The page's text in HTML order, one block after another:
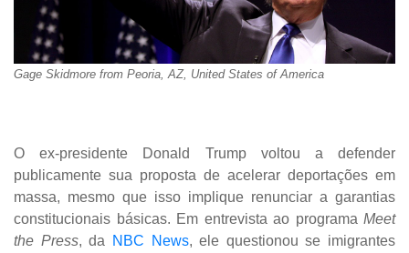
Gage Skidmore from Peoria, AZ, United States of America
O ex-presidente Donald Trump voltou a defender
publicamente sua proposta de acelerar deportações em
massa, mesmo que isso implique renunciar a garantias
constitucionais básicas. Em entrevista ao programa Meet
the Press, da NBC News, ele questionou se imigrantes